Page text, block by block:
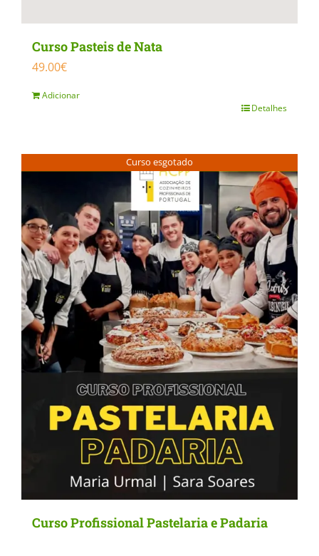
Curso Pasteis de Nata
49.00€
Adicionar
Detalhes
Curso esgotado
Curso Profissional Pastelaria e Padaria